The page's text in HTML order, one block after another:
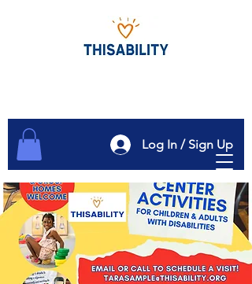
Log In / Sign Up